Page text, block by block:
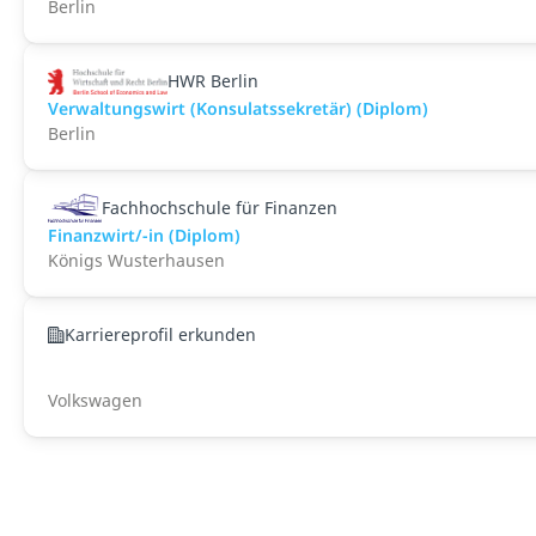
Berlin
HWR Berlin
Verwaltungswirt (Konsulatssekretär) (Diplom)
Berlin
Fachhochschule für Finanzen
Finanzwirt/-in (Diplom)
Königs Wusterhausen
Karriereprofil erkunden
Volkswagen